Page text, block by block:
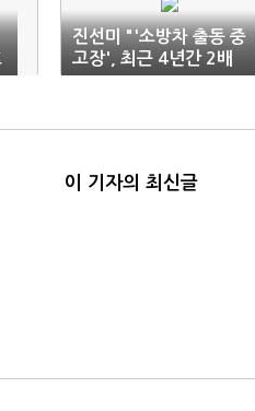
진선미 "'소방차 출동 중
고장', 최근 4년간 2배
이상 증가"
이 기자의 최신글